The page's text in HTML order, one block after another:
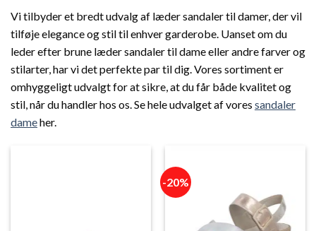
Vi tilbyder et bredt udvalg af læder sandaler til damer, der vil
tilføje elegance og stil til enhver garderobe. Uanset om du
leder efter brune læder sandaler til dame eller andre farver og
stilarter, har vi det perfekte par til dig. Vores sortiment er
omhyggeligt udvalgt for at sikre, at du får både kvalitet og
stil, når du handler hos os. Se hele udvalget af vores sandaler
dameher.
-20%